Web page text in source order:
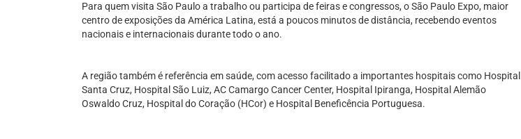
Para quem visita São Paulo a trabalho ou participa de feiras e congressos, o São Paulo Expo, maior
centro de exposições da América Latina, está a poucos minutos de distância, recebendo eventos
nacionais e internacionais durante todo o ano.
A região também é referência em saúde, com acesso facilitado a importantes hospitais como Hospital
Santa Cruz, Hospital São Luiz, AC Camargo Cancer Center, Hospital Ipiranga, Hospital Alemão
Oswaldo Cruz, Hospital do Coração (HCor) e Hospital Beneficência Portuguesa.